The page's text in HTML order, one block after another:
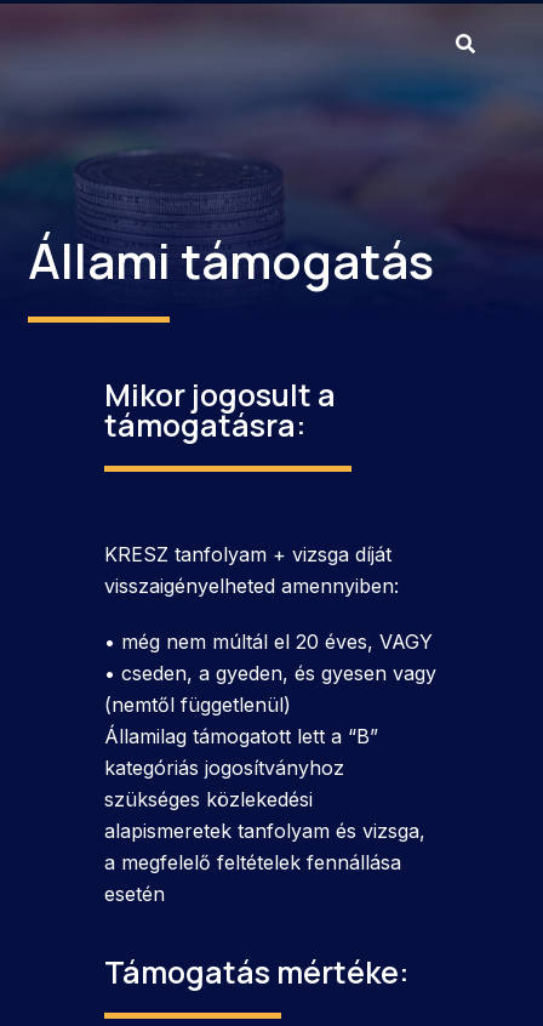
Állami támogatás
Mikor jogosult a
támogatásra:
KRESZ tanfolyam + vizsga díját
visszaigényelheted amennyiben:
• még nem múltál el 20 éves, VAGY
• cseden, a gyeden, és gyesen vagy
(nemtől függetlenül)
Államilag támogatott lett a “B”
kategóriás jogosítványhoz
szükséges közlekedési
alapismeretek tanfolyam és vizsga,
a megfelelő feltételek fennállása
esetén
Támogatás mértéke: